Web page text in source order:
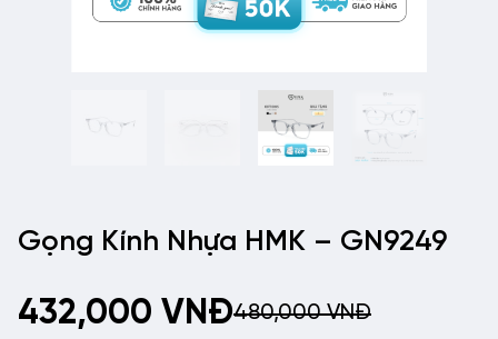
Gọng Kính Nhựa HMK – GN9249
432,000 VNĐ480,000VNĐ